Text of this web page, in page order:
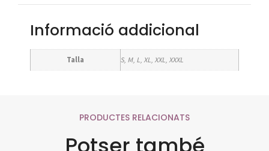
Informació addicional
Talla S, M, L, XL, XXL, XXXL
PRODUCTES RELACIONATS